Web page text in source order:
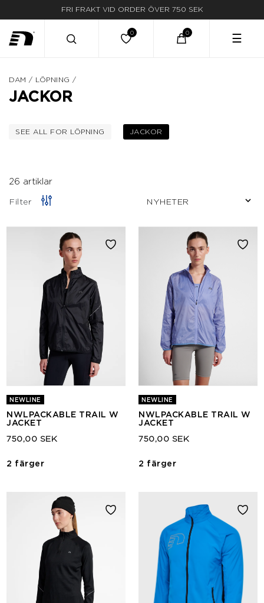
LEVERANS INOM 3-5 ARBETSDAGAR
☰
DAM / LÖPNING /
JACKOR
SEE ALL FOR LÖPNING
FILTRERA EFTER KATEGORI: LÖPNING
JACKOR
26 artiklar
Filter
NEWLINE
NWLPACKABLE TRAIL W
JACKET
750,00 SEK
2 färger
NEWLINE
NWLPACKABLE TRAIL W
JACKET
750,00 SEK
2 färger